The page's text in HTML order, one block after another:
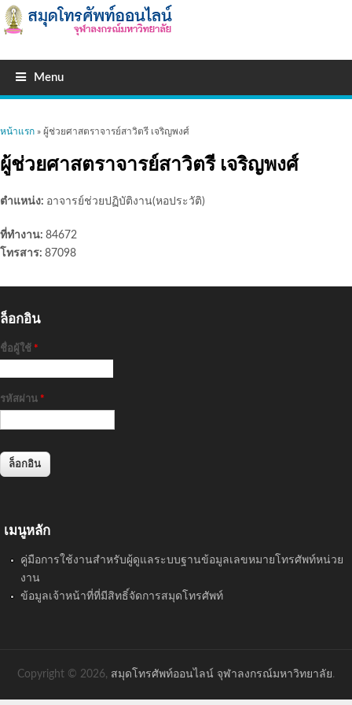
Menu
คุณอยู่ที่นี่
หน้าแรก » ผู้ช่วยศาสตราจารย์สาวิตรี เจริญพงศ์
ผู้ช่วยศาสตราจารย์สาวิตรี เจริญพงศ์
ตำแหน่ง: อาจารย์ช่วยปฏิบัติงาน(หอประวัติ)
ที่ทำงาน: 84672
โทรสาร: 87098
ล็อกอิน
ชื่อผู้ใช้ *
รหัสผ่าน *
เมนูหลัก
คู่มือการใช้งานสำหรับผู้ดูแลระบบฐานข้อมูลเลขหมายโทรศัพท์หน่วย
งาน
ข้อมูลเจ้าหน้าที่ที่มีสิทธิ์จัดการสมุดโทรศัพท์
Copyright © 2026, สมุดโทรศัพท์ออนไลน์ จุฬาลงกรณ์มหาวิทยาลัย.